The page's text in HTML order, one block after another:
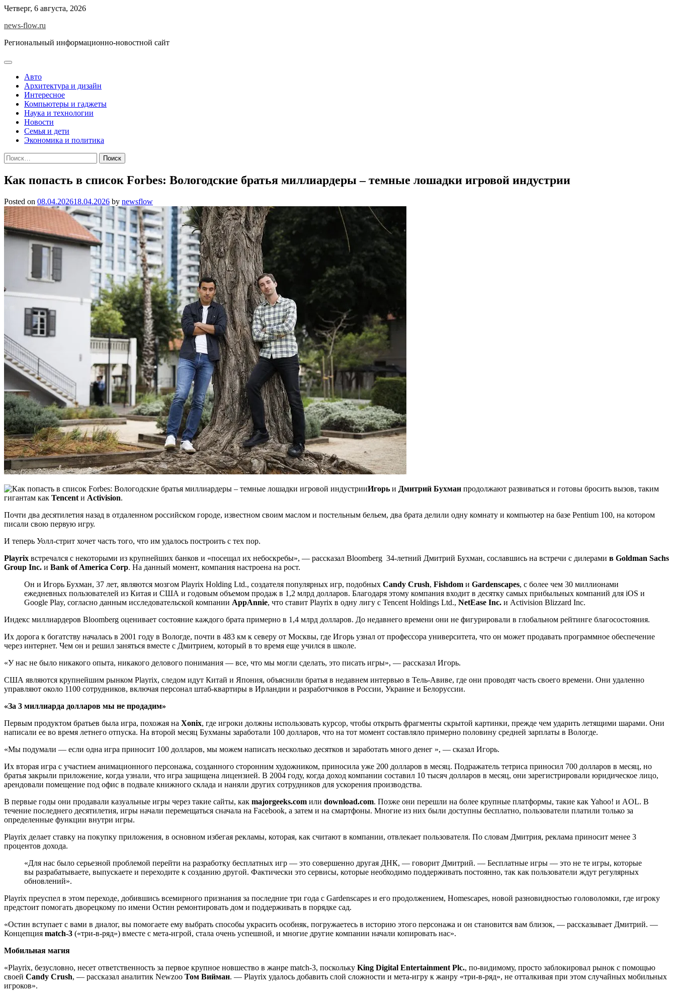
Skip
content
Четверг, 6 августа, 2026
news-flow.ru
Региональный информационно-новостной сайт
Авто
Архитектура и дизайн
Интересное
Компьютеры и гаджеты
Наука и технологии
Новости
Семья и дети
Экономика и политика
Найти:
Как попасть в список Forbes: Вологодские братья миллиардеры – темные лошадки игровой индустрии
Posted on 08.04.202618.04.2026 by newsflow
Игорь и Дмитрий Бухман продолжают развиваться и готовы бросить вызов, таким
гигантам как Tencent и Activision.
Почти два десятилетия назад в отдаленном российском городе, известном своим маслом и постельным бельем, два брата делили одну комнату и компьютер на базе Pentium 100, на котором
писали свою первую игру.
И теперь Уолл-стрит хочет часть того, что им удалось построить с тех пор.
Playrix встречался с некоторыми из крупнейших банков и «посещал их небоскребы», — рассказал Bloomberg 34-летний Дмитрий Бухман, сославшись на встречи с дилерами в Goldman Sachs
Group Inc. и Bank of America Corp. На данный момент, компания настроена на рост.
Он и Игорь Бухман, 37 лет, являются мозгом Playrix Holding Ltd., создателя популярных игр, подобных Candy Crush, Fishdom и Gardenscapes, с более чем 30 миллионами
ежедневных пользователей из Китая и США и годовым объемом продаж в 1,2 млрд долларов. Благодаря этому компания входит в десятку самых прибыльных компаний для iOS и
Google Play, согласно данным исследовательской компании AppAnnie, что ставит Playrix в одну лигу с Tencent Holdings Ltd., NetEase Inc. и Activision Blizzard Inc.
Индекс миллиардеров Bloomberg оценивает состояние каждого брата примерно в 1,4 млрд долларов. До недавнего времени они не фигурировали в глобальном рейтинге благосостояния.
Их дорога к богатству началась в 2001 году в Вологде, почти в 483 км к северу от Москвы, где Игорь узнал от профессора университета, что он может продавать программное обеспечение
через интернет. Чем он и решил заняться вместе с Дмитрием, который в то время еще учился в школе.
«У нас не было никакого опыта, никакого делового понимания — все, что мы могли сделать, это писать игры», — рассказал Игорь.
США являются крупнейшим рынком Playrix, следом идут Китай и Япония, объяснили братья в недавнем интервью в Тель-Авиве, где они проводят часть своего времени. Они удаленно
управляют около 1100 сотрудников, включая персонал штаб-квартиры в Ирландии и разработчиков в России, Украине и Белоруссии.
«За 3 миллиарда долларов мы не продадим»
Первым продуктом братьев была игра, похожая на Xonix, где игроки должны использовать курсор, чтобы открыть фрагменты скрытой картинки, прежде чем ударить летящими шарами. Они
написали ее во время летнего отпуска. На второй месяц Бухманы заработали 100 долларов, что на тот момент составляло примерно половину средней зарплаты в Вологде.
«Мы подумали — если одна игра приносит 100 долларов, мы можем написать несколько десятков и заработать много денег », — сказал Игорь.
Их вторая игра с участием анимационного персонажа, созданного сторонним художником, приносила уже 200 долларов в месяц. Подражатель тетриса приносил 700 долларов в месяц, но
братья закрыли приложение, когда узнали, что игра защищена лицензией. В 2004 году, когда доход компании составил 10 тысяч долларов в месяц, они зарегистрировали юридическое лицо,
арендовали помещение под офис в подвале книжного склада и наняли других сотрудников для ускорения производства.
В первые годы они продавали казуальные игры через такие сайты, как majorgeeks.com или download.com. Позже они перешли на более крупные платформы, такие как Yahoo! и AOL. В
течение последнего десятилетия, игры начали перемещаться сначала на Facebook, а затем и на смартфоны. Многие из них были доступны бесплатно, пользователи платили только за
определенные функции внутри игры.
Playrix делает ставку на покупку приложения, в основном избегая рекламы, которая, как считают в компании, отвлекает пользователя. По словам Дмитрия, реклама приносит менее 3
процентов дохода.
«Для нас было серьезной проблемой перейти на разработку бесплатных игр — это совершенно другая ДНК, — говорит Дмитрий. — Бесплатные игры — это не те игры, которые
вы разрабатываете, выпускаете и переходите к созданию другой. Фактически это сервисы, которые необходимо поддерживать постоянно, так как пользователи ждут регулярных
обновлений».
Playrix преуспел в этом переходе, добившись всемирного признания за последние три года с Gardenscapes и его продолжением, Homescapes, новой разновидностью головоломки, где игроку
предстоит помогать дворецкому по имени Остин ремонтировать дом и поддерживать в порядке сад.
«Остин вступает с вами в диалог, вы помогаете ему выбрать способы украсить особняк, погружаетесь в историю этого персонажа и он становится вам близок, — рассказывает Дмитрий. —
Концепция match-3 («три-в-ряд») вместе с мета-игрой, стала очень успешной, и многие другие компании начали копировать нас».
Мобильная магия
«Playrix, безусловно, несет ответственность за первое крупное новшество в жанре match-3, поскольку King Digital Entertainment Plc., по-видимому, просто заблокировал рынок с помощью
своей Candy Crush, — рассказал аналитик Newzoo Том Вийман. — Playrix удалось добавить слой сложности и мета-игру к жанру «три-в-ряд», не отталкивая при этом случайных мобильных
игроков».